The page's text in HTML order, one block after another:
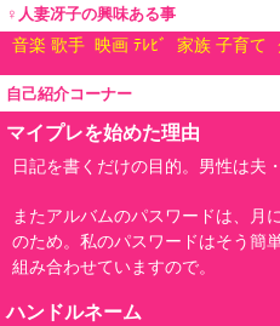
♀人妻冴子の興味ある事
音楽 歌手 映画 ﾃﾚﾋﾞ 家族 子育て
自己紹介コーナー
マイプレを始めた理由
日記を書くだけの目的。男性は夫
またアルバムのパスワードは、月
のため。私のパスワードはそう簡
組み合わせていますので。
ハンドルネーム